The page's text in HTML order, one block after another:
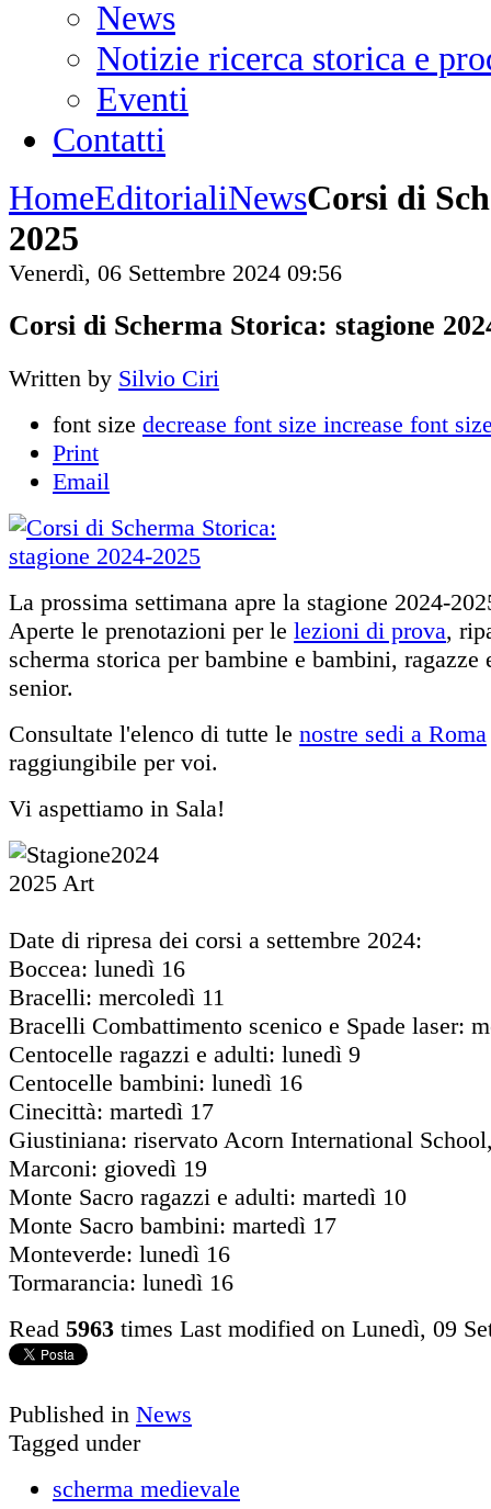
News
Notizie ricerca storica e
Eventi
Contatti
HomeEditorialiNewsCorsi di
2025
Venerdì, 06 Settembre 2024 09:56
Corsi di Scherma Storica: stagione
Written by Silvio Ciri
font size decrease font size increase font
Print
Email
La prossima settimana apre la stagione 2024-
Aperte le prenotazioni per le lezioni di prova,
scherma storica per bambine e bambini, ragazze
senior.
Consultate l'elenco di tutte le nostre sedi a Roma
raggiungibile per voi.
Vi aspettiamo in Sala!
Date di ripresa dei corsi a settembre 2024:
Boccea: lunedì 16
Bracelli: mercoledì 11
Bracelli Combattimento scenico e Spade laser:
Centocelle ragazzi e adulti: lunedì 9
Centocelle bambini: lunedì 16
Cinecittà: martedì 17
Giustiniana: riservato Acorn International
Marconi: giovedì 19
Monte Sacro ragazzi e adulti: martedì 10
Monte Sacro bambini: martedì 17
Monteverde: lunedì 16
Tormarancia: lunedì 16
Read 5963 times Last modified on Lunedì, 09
Published in News
Tagged under
scherma medievale